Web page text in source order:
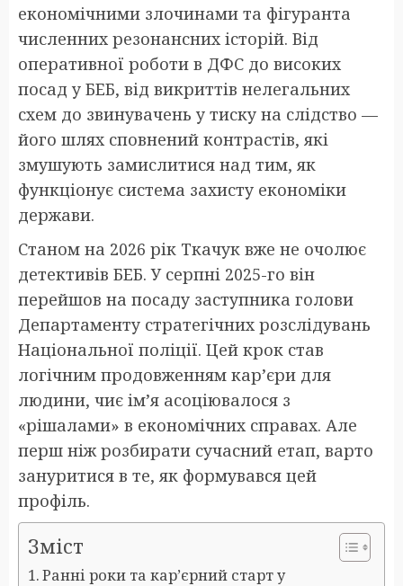
економічними злочинами та фігуранта
численних резонансних історій. Від
оперативної роботи в ДФС до високих
посад у БЕБ, від викриттів нелегальних
схем до звинувачень у тиску на слідство —
його шлях сповнений контрастів, які
змушують замислитися над тим, як
функціонує система захисту економіки
держави.
Станом на 2026 рік Ткачук вже не очолює
детективів БЕБ. У серпні 2025-го він
перейшов на посаду заступника голови
Департаменту стратегічних розслідувань
Національної поліції. Цей крок став
логічним продовженням кар’єри для
людини, чиє ім’я асоціювалося з
«рішалами» в економічних справах. Але
перш ніж розбирати сучасний етап, варто
зануритися в те, як формувався цей
профіль.
Зміст
Ранні роки та кар’єрний старт у